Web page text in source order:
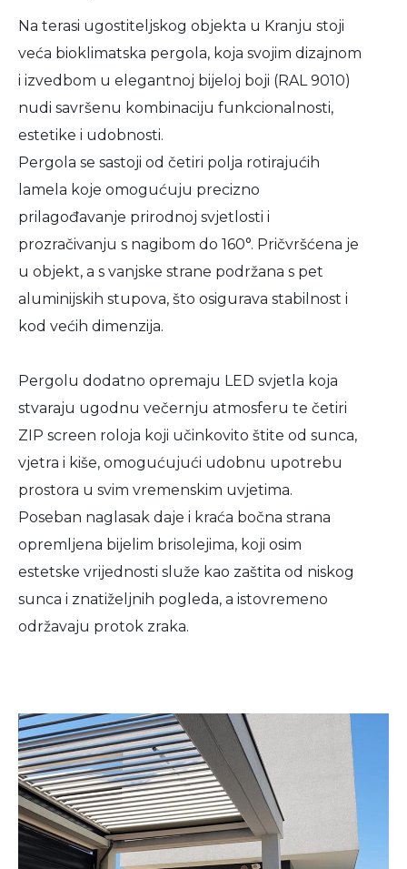
Na terasi ugostiteljskog objekta u Kranju stoji
veća bioklimatska pergola, koja svojim dizajnom
i izvedbom u elegantnoj bijeloj boji (RAL 9010)
nudi savršenu kombinaciju funkcionalnosti,
estetike i udobnosti.
Pergola se sastoji od četiri polja rotirajućih
lamela koje omogućuju precizno
prilagođavanje prirodnoj svjetlosti i
prozračivanju s nagibom do 160°. Pričvršćena je
u objekt, a s vanjske strane podržana s pet
aluminijskih stupova, što osigurava stabilnost i
kod većih dimenzija.
Pergolu dodatno opremaju LED svjetla koja
stvaraju ugodnu večernju atmosferu te četiri
ZIP screen roloja koji učinkovito štite od sunca,
vjetra i kiše, omogućujući udobnu upotrebu
prostora u svim vremenskim uvjetima.
Poseban naglasak daje i kraća bočna strana
opremljena bijelim brisolejima, koji osim
estetske vrijednosti služe kao zaštita od niskog
sunca i znatiželjnih pogleda, a istovremeno
održavaju protok zraka.